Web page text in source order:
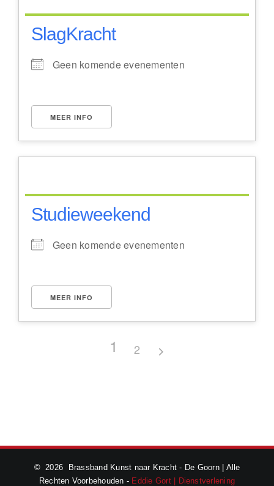
SlagKracht
Geen komende evenementen
MEER INFO
Studieweekend
Geen komende evenementen
MEER INFO
1 2
©2026 Brassband Kunst naar Kracht - De Goorn | Alle
Rechten Voorbehouden - Eddie Gort | Dienstverlening